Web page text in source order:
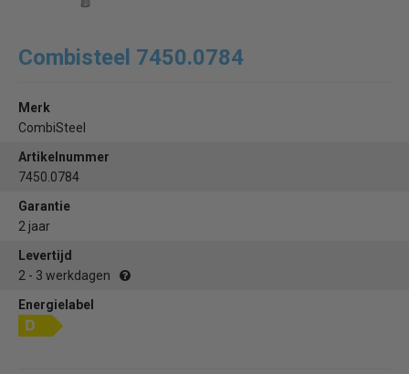
Combisteel 7450.0784
Merk
CombiSteel
Artikelnummer
7450.0784
Garantie
2 jaar
Levertijd
2 - 3 werkdagen
Energielabel